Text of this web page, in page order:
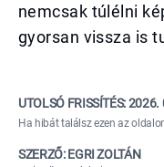
nemcsak túlélni
gyorsan vissza is
UTOLSÓ FRISSÍTÉS:2026.
Ha hibát találsz ezen az
SZERZŐ: EGRI ZOLTÁN